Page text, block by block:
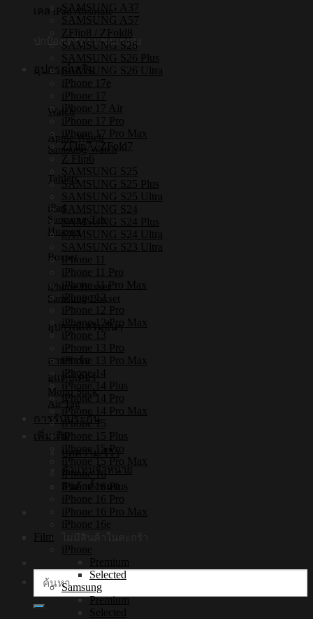
เคส iPad Absolute
ปกป้องเครื่อง แข็งแรงสูง
อุปกรณ์เสริม
Watch
Apple Watch
Samsung Watch
Tablets
iPad
Samsung Tab
Huawei
Boxset
iPhone Boxset
Samsung Boxset
อุปกรณ์เสริมอื่นๆ
สายชาร์จ
อแดปเตอร์
Mono Stick
Air Tag
การรับประกัน
เพิ่มเติม
บทความ/รีวิว
ตัวแทนจำหน่าย
สินค้าทั้งหมด
ค้นหา:
iPhone
SAMSUNG A37
SAMSUNG A57
ZFlip8 / ZFold8
SAMSUNG S26
SAMSUNG S26 Plus
SAMSUNG S26 Ultra
iPhone 17e
iPhone 17
iPhone 17 Air
iPhone 17 Pro
iPhone 17 Pro Max
ZFlip7 / ZFold7
Z Flip6
SAMSUNG S25
SAMSUNG S25 Plus
SAMSUNG S25 Ultra
SAMSUNG S24
SAMSUNG S24 Plus
SAMSUNG S24 Ultra
SAMSUNG S23 Ultra
iPhone 11
iPhone 11 Pro
iPhone 11 Pro Max
iPhone 12
iPhone 12 Pro
iPhone 12 Pro Max
iPhone 13
iPhone 13 Pro
iPhone 13 Pro Max
iPhone 14
iPhone 14 Plus
iPhone 14 Pro
iPhone 14 Pro Max
iPhone 15
iPhone 15 Plus
iPhone 15 Pro
iPhone 15 Pro Max
iPhone 16
iPhone 16 Plus
iPhone 16 Pro
iPhone 16 Pro Max
iPhone 16e
Film
iPhone
Premium
Selected
Samsung
Premium
Selected